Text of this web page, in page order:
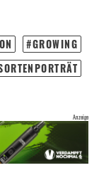
GROWING